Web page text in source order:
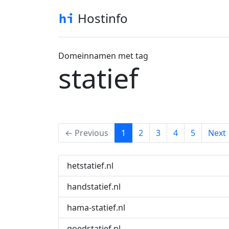
Hostinfo
Domeinnamen met tag
statief
← Previous 1 (current)
2 3 4 5
hetstatief.nl
handstatief.nl
hama-statief.nl